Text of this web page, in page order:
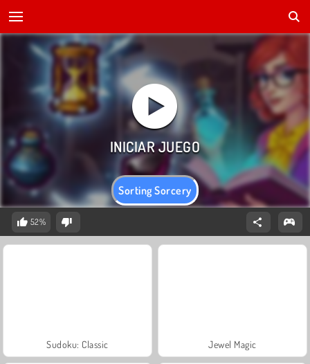
Sorting Sorcery
52%
Sudoku: Classic Jewel Magic